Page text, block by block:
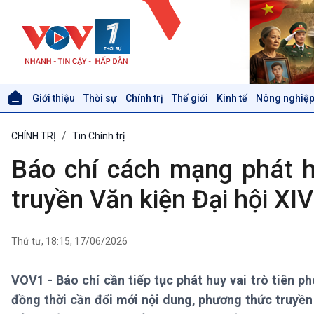
Giới thiệu Thời sự Chính trị Thế giới Kinh tế Nông
Thời sự 18h
Thời sự 21h30
Bản tin
Xã hội
Tin Đời sống & Xã hội
Khoa học & Công nghệ
Tin Khoa học & Công nghệ
CHÍNH TRỊ Tin Chính trị
Báo chí cách mạng phát
truyền Văn kiện Đại hội
Thứ tư, 18:15, 17/06/2026
VOV1 - Báo chí cần tiếp tục phát huy vai trò tiên
đồng thời cần đổi mới nội dung, phương thức